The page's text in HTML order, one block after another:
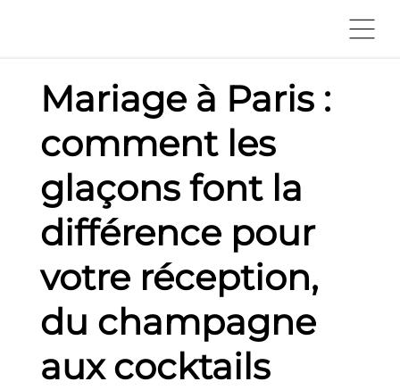
Mariage à Paris :
comment les
glaçons font la
différence pour
votre réception,
du champagne
aux cocktails